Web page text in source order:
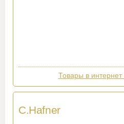
Товары в
C.Hafner